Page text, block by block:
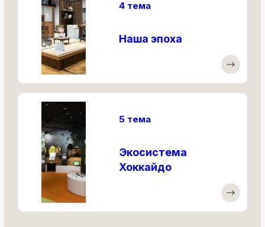
4 тема
Наша эпоха
5 тема
Экосистема
Хоккайдо